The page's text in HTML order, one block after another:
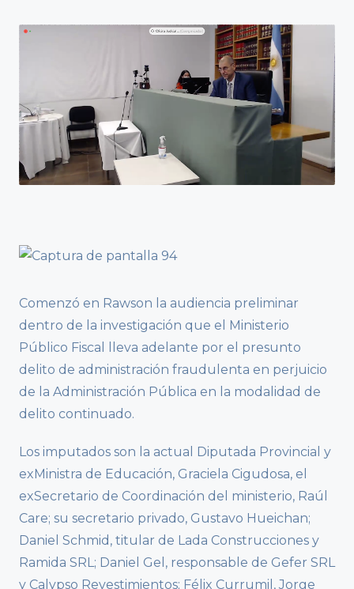
Comenzó en Rawson la audiencia preliminar
dentro de la investigación que el Ministerio
Público Fiscal lleva adelante por el presunto
delito de administración fraudulenta en perjuicio
de la Administración Pública en la modalidad de
delito continuado.
Los imputados son la actual Diputada Provincial y
exMinistra de Educación, Graciela Cigudosa, el
exSecretario de Coordinación del ministerio, Raúl
Care; su secretario privado, Gustavo Hueichan;
Daniel Schmid, titular de Lada Construcciones y
Ramida SRL; Daniel Gel, responsable de Gefer SRL
y Calypso Revestimientos; Félix Currumil, Jorge